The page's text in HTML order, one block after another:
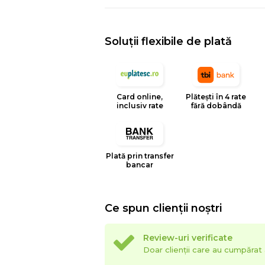
Soluții flexibile de plată
Card online,
inclusiv rate
Plătești în 4 rate
fără dobândă
Plată prin transfer
bancar
Ce spun clienții noștri
Review-uri verificate
Doar clienții care au